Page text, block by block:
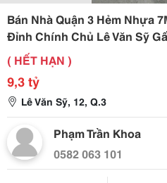
Bán Nhà Quận 3 Hẻm Nhựa
Đỉnh Chính Chủ Lê Văn Sỹ
( HẾT HẠN )
9,3 tỷ
Lê Văn Sỹ, 12, Q.3
Phạm Trần Khoa
0582 063 101